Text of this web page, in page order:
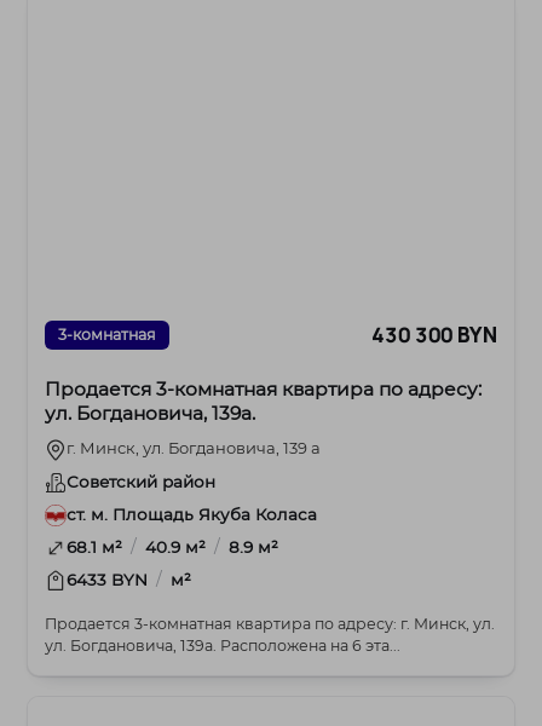
3-комнатная 430 300 BYN
Продается 3-комнатная квартира по адресу:
ул. Богдановича, 139а.
г. Минск, ул. Богдановича, 139 а
Советский район
ст. м. Площадь Якуба Коласа
68.1 м² / 40.9 м² / 8.9 м²
6433 BYN / м²
Продается 3-комнатная квартира по адресу: г. Минск, ул.
ул. Богдановича, 139а. Расположена на 6 эта...